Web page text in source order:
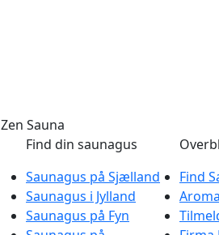
Zen Sauna
Find din saunagus
Saunagus på Sjælland
Saunagus i Jylland
Saunagus på Fyn
Find